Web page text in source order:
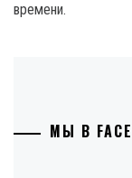
времени.
МЫ В